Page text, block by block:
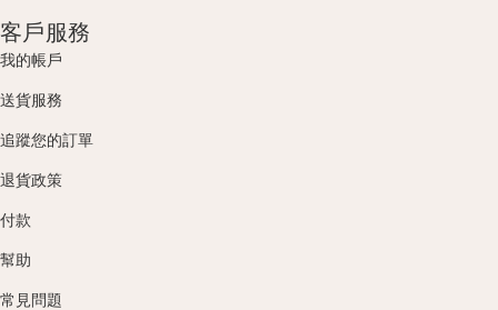
客戶服務
我的帳戶
送貨服務
追蹤您的訂單
退貨政策
付款
幫助
常見問題